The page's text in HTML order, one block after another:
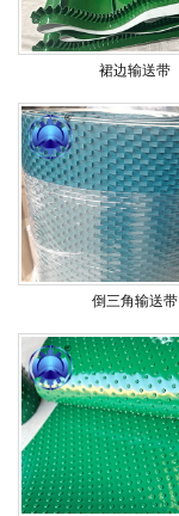
裙边输送带
倒三角输送带